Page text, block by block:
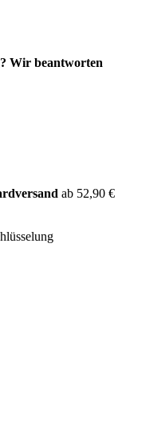
Wir beantworten
ab 52,90 €